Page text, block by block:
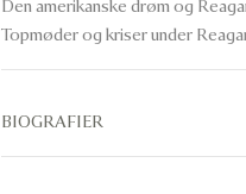
Den amerikanske drøm og
Topmøder og kriser under
BIOGRAFIER